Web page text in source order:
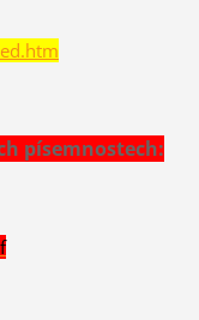
písemnostech: